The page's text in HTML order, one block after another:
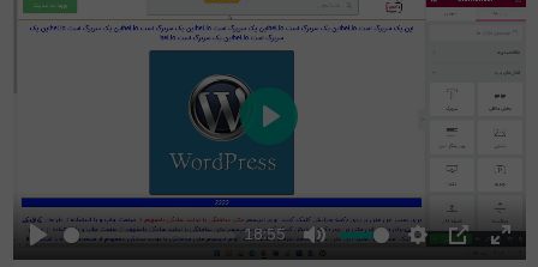
Play
18:55
Mute Settings
PIP